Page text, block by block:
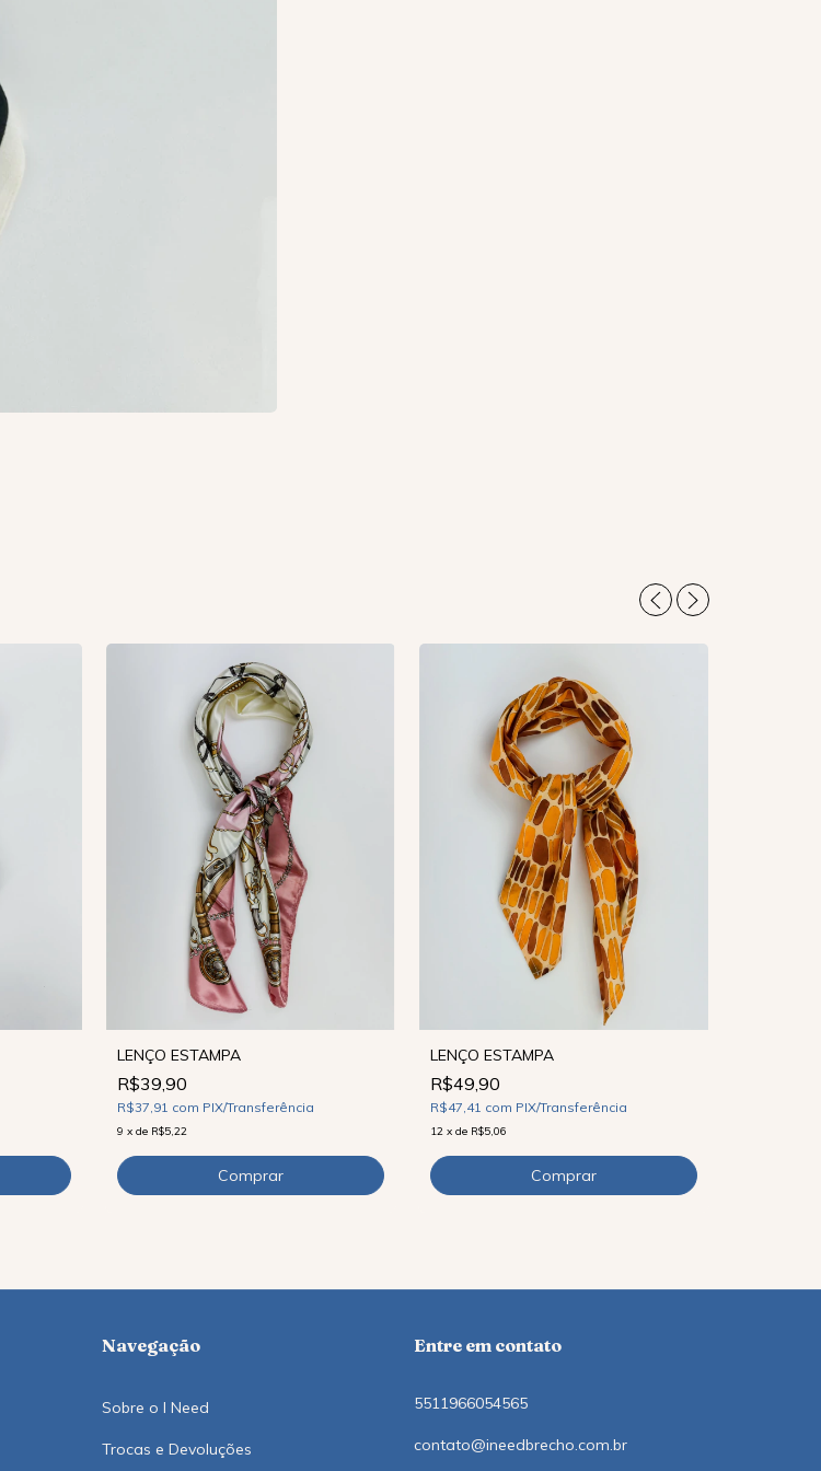
LENÇO ESTAMPA
R$39,90
R$37,91 com PIX/Transferência
9 x de R$5,22
LENÇO ESTAMPA
R$49,90
R$47,41 com PIX/Transferência
12 x de R$5,06
Navegação
Sobre o I Need
Trocas e Devoluções
Entre em contato
5511966054565
contato@ineedbrecho.com.br